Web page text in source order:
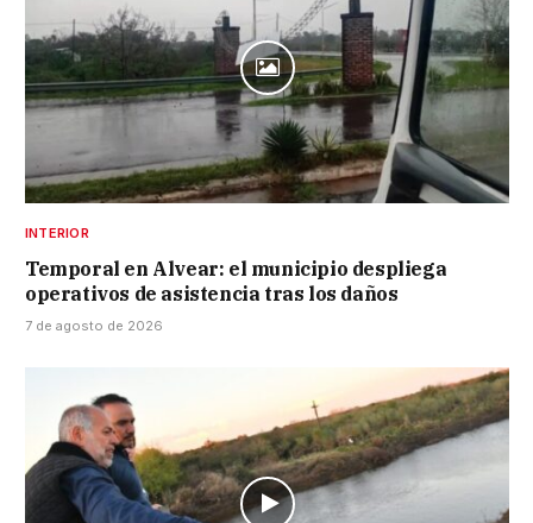
INTERIOR
Temporal en Alvear: el municipio despliega
operativos de asistencia tras los daños
7 de agosto de 2026